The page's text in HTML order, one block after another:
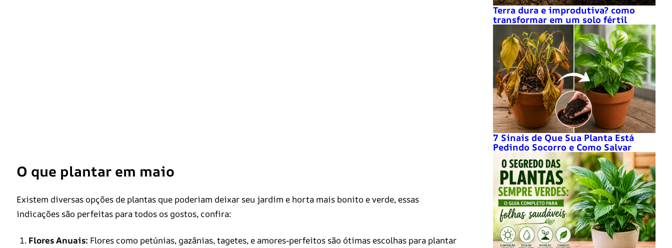
O que plantar em maio
Existem diversas opções de plantas que poderiam deixar seu jardim e horta mais bonito e verde, essas
indicações são perfeitas para todos os gostos, confira:
Flores Anuais: Flores como petúnias, gazânias, tagetes, e amores-perfeitos são ótimas escolhas para plantar
Terra dura e improdutiva? como
transformar em um solo fértil
7 Sinais de Que Sua Planta Está
Pedindo Socorro e Como Salvar